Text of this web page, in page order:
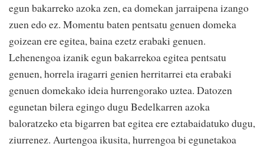
egun bakarreko azoka zen, ea domekan jarraipena izango
zuen edo ez. Momentu baten pentsatu genuen domeka
goizean ere egitea, baina ezetz erabaki genuen.
Lehenengoa izanik egun bakarrekoa egitea pentsatu
genuen, horrela iragarri genien herritarrei eta erabaki
genuen domekako ideia hurrengorako uztea. Datozen
egunetan bilera egingo dugu Bedelkarren azoka
baloratzeko eta bigarren bat egitea ere eztabaidatuko dugu,
ziurrenez. Aurtengoa ikusita, hurrengoa bi egunetakoa